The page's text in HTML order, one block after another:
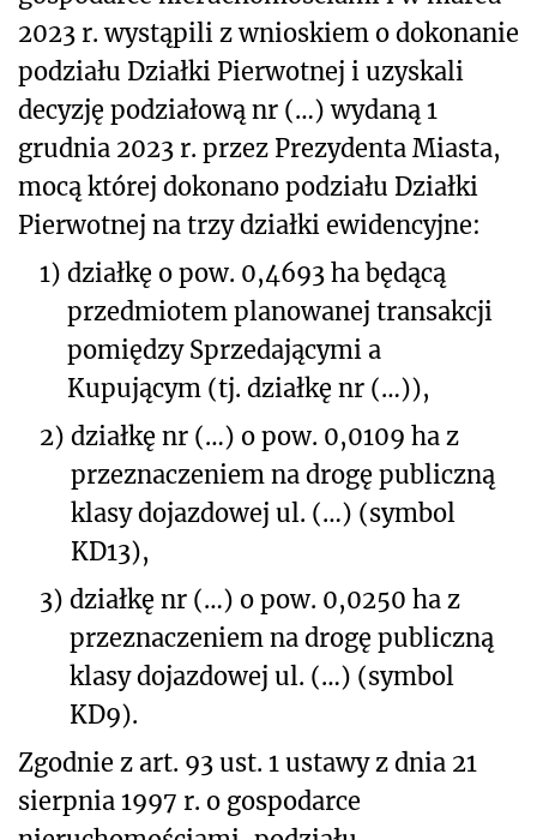
2023 r. wystąpili z wnioskiem o dokonanie
podziału Działki Pierwotnej i uzyskali
decyzję podziałową nr (…) wydaną 1
grudnia 2023 r. przez Prezydenta Miasta,
mocą której dokonano podziału Działki
Pierwotnej na trzy działki ewidencyjne:
1) działkę o pow. 0,4693 ha będącą
przedmiotem planowanej transakcji
pomiędzy Sprzedającymi a
Kupującym (tj. działkę nr (…)),
2) działkę nr (…) o pow. 0,0109 ha z
przeznaczeniem na drogę publiczną
klasy dojazdowej ul. (…) (symbol
KD13),
3) działkę nr (…) o pow. 0,0250 ha z
przeznaczeniem na drogę publiczną
klasy dojazdowej ul. (…) (symbol
KD9).
Zgodnie z art. 93 ust. 1 ustawy z dnia 21
sierpnia 1997 r. o gospodarce